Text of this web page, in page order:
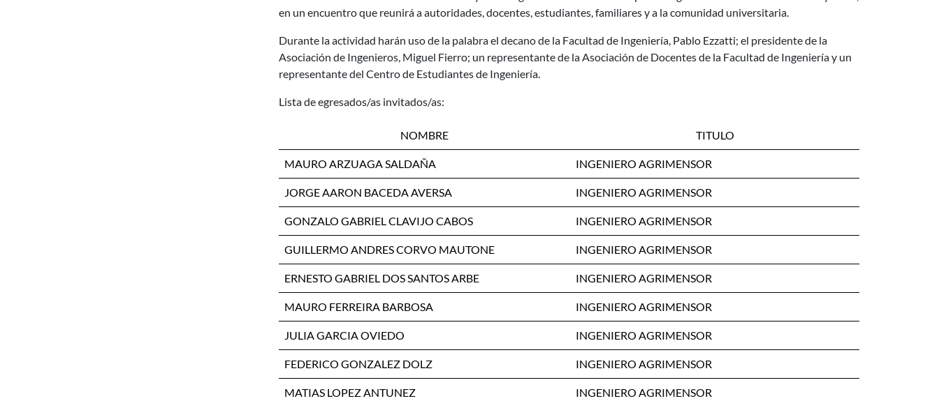
en un encuentro que reunirá a autoridades, docentes, estudiantes, familiares y a la comunidad universitaria.
Durante la actividad harán uso de la palabra el decano de la Facultad de Ingeniería, Pablo Ezzatti; el presidente de la
Asociación de Ingenieros, Miguel Fierro; un representante de la Asociación de Docentes de la Facultad de Ingeniería y un
representante del Centro de Estudiantes de Ingeniería.
Lista de egresados/as invitados/as:
NOMBRE TITULO
MAURO ARZUAGA SALDAÑA INGENIERO AGRIMENSOR
JORGE AARON BACEDA AVERSA INGENIERO AGRIMENSOR
GONZALO GABRIEL CLAVIJO CABOS INGENIERO AGRIMENSOR
GUILLERMO ANDRES CORVO MAUTONE INGENIERO AGRIMENSOR
ERNESTO GABRIEL DOS SANTOS ARBE INGENIERO AGRIMENSOR
MAURO FERREIRA BARBOSA INGENIERO AGRIMENSOR
JULIA GARCIA OVIEDO INGENIERO AGRIMENSOR
FEDERICO GONZALEZ DOLZ INGENIERO AGRIMENSOR
MATIAS LOPEZ ANTUNEZ INGENIERO AGRIMENSOR